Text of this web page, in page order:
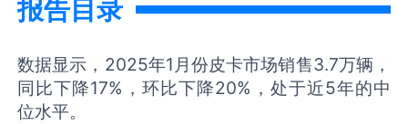
报告目录
数据显示，2025年1月份皮卡市场销售3.7万辆，
同比下降17%，环比下降20%，处于近5年的中
位水平。